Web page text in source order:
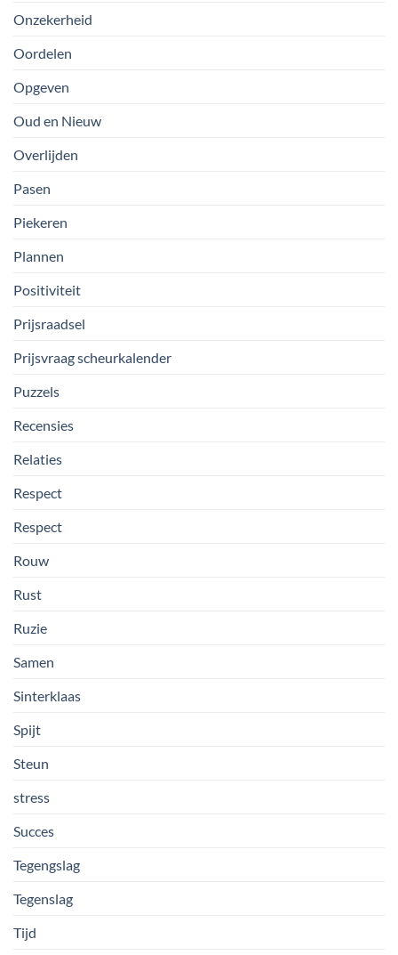
Onzekerheid
Oordelen
Opgeven
Oud en Nieuw
Overlijden
Pasen
Piekeren
Plannen
Positiviteit
Prijsraadsel
Prijsvraag scheurkalender
Puzzels
Recensies
Relaties
Respect
Respect
Rouw
Rust
Ruzie
Samen
Sinterklaas
Spijt
Steun
stress
Succes
Tegengslag
Tegenslag
Tijd